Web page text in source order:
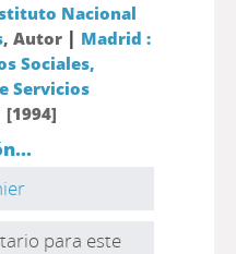
Nacional
, Autor | Madrid :
Sociales,
Servicios
[1994]
para este